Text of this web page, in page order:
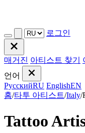
로그인
매거진 아티스트 찾기
언어
РусскийRU EnglishEN
홈/타투 아티스트/Italy/
Tattoo